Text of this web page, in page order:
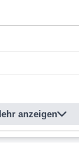
anzeigen